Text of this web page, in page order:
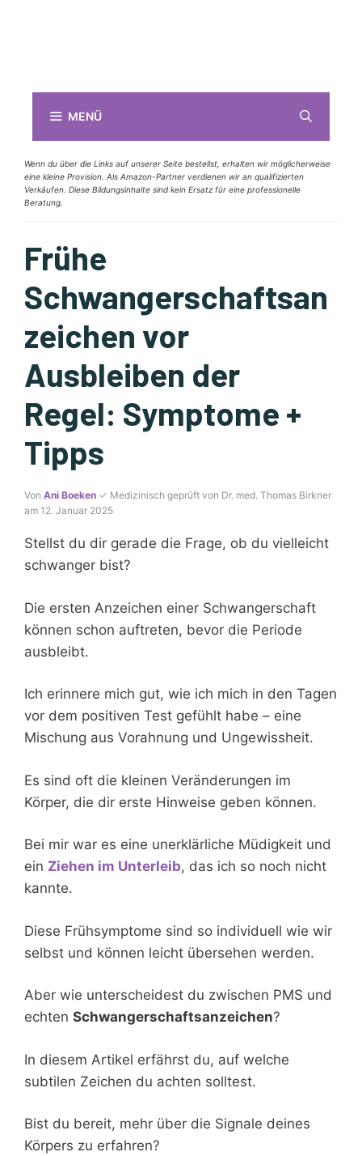
MENÜ
Wenn du über die Links auf unserer Seite bestellst, erhalten wir möglicherweise
eine kleine Provision. Als Amazon-Partner verdienen wir an qualifizierten
Verkäufen. Diese Bildungsinhalte sind kein Ersatz für eine professionelle
Beratung.
Frühe
Schwangerschaftsan
zeichen vor
Ausbleiben der
Regel: Symptome +
Tipps
Von Ani Boeken ✓ Medizinisch geprüft von Dr. med. Thomas Birkner
am 12. Januar 2025
Stellst du dir gerade die Frage, ob du vielleicht
schwanger bist?
Die ersten Anzeichen einer Schwangerschaft
können schon auftreten, bevor die Periode
ausbleibt.
Ich erinnere mich gut, wie ich mich in den Tagen
vor dem positiven Test gefühlt habe – eine
Mischung aus Vorahnung und Ungewissheit.
Es sind oft die kleinen Veränderungen im
Körper, die dir erste Hinweise geben können.
Bei mir war es eine unerklärliche Müdigkeit und
ein Ziehen im Unterleib, das ich so noch nicht
kannte.
Diese Frühsymptome sind so individuell wie wir
selbst und können leicht übersehen werden.
Aber wie unterscheidest du zwischen PMS und
echten Schwangerschaftsanzeichen?
In diesem Artikel erfährst du, auf welche
subtilen Zeichen du achten solltest.
Bist du bereit, mehr über die Signale deines
Körpers zu erfahren?